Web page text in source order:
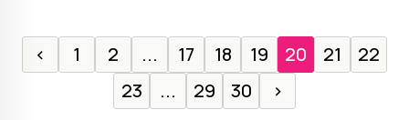
‹ 1 2 ... 17 18 19 20 21
22
23
... 29 30 ›